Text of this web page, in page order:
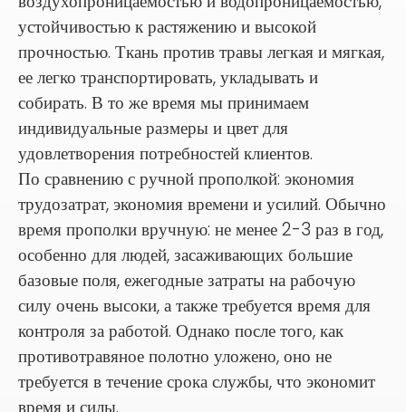
устойчивостью к растяжению и высокой
прочностью. Ткань против травы легкая и мягкая,
ее легко транспортировать, укладывать и
собирать. В то же время мы принимаем
индивидуальные размеры и цвет для
удовлетворения потребностей клиентов.
По сравнению с ручной прополкой: экономия
трудозатрат, экономия времени и усилий. Обычно
время прополки вручную: не менее 2-3 раз в год,
особенно для людей, засаживающих большие
базовые поля, ежегодные затраты на рабочую
силу очень высоки, а также требуется время для
контроля за работой. Однако после того, как
противотравяное полотно уложено, оно не
требуется в течение срока службы, что экономит